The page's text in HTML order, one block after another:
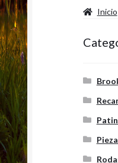
Inicio